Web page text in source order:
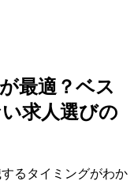
最適？ベス
求人選びの
るタイミングがわか